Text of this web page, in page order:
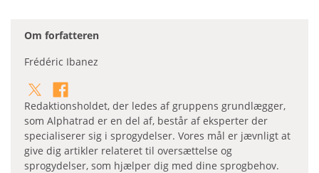
Om forfatteren
Frédéric Ibanez
Redaktionsholdet, der ledes af gruppens grundlægger,
som Alphatrad er en del af, består af eksperter der
specialiserer sig i sprogydelser. Vores mål er jævnligt at
give dig artikler relateret til oversættelse og
sprogydelser, som hjælper dig med dine sprogbehov.